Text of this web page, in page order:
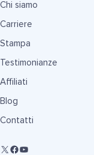
Chi siamo
Carriere
Stampa
Testimonianze
Affiliati
Blog
Contatti